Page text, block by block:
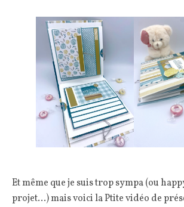
Et même que je suis trop sympa (ou
projet…) mais voici la Ptite vidéo de